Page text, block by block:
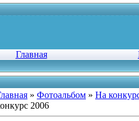
Главная
» Фотоальбом » На
2006